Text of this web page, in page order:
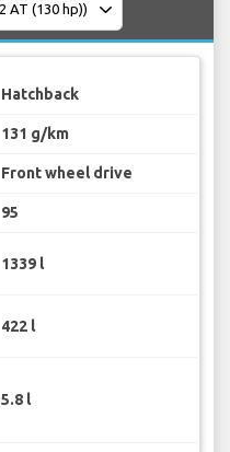
Hatchback
131 g/km
Front wheel drive
95
1339 l
422 l
5.8 l